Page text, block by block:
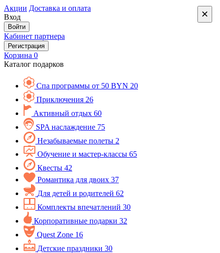
Акции Доставка и оплата
Вход
Войти
Кабинет партнера
Регистрация
Корзина 0
Каталог подарков
Спа программы от 50 BYN 20
Приключения 26
Активный отдых 60
SPA наслаждение 75
Незабываемые полеты 2
Обучение и мастер-классы 65
Квесты 42
Романтика для двоих 37
Для детей и родителей 62
Комплекты впечатлений 30
Корпоративные подарки 32
Quest Zone 16
Детские праздники 30
×